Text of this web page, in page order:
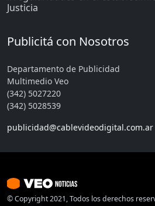
Justicia
Publicitá con Nosotros
Departamento de Publicidad
Multimedio Veo
(342) 5027220
(342) 5028539
publicidad@cablevideodigital.com.ar
© Copyright 2021, Todos los derechos